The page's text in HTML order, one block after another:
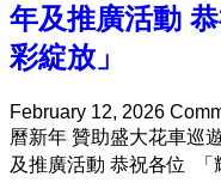
年及推廣活動
彩綻放」
February 12, 2026
曆新年 贊助盛大花車巡
及推廣活動 恭祝各位 「